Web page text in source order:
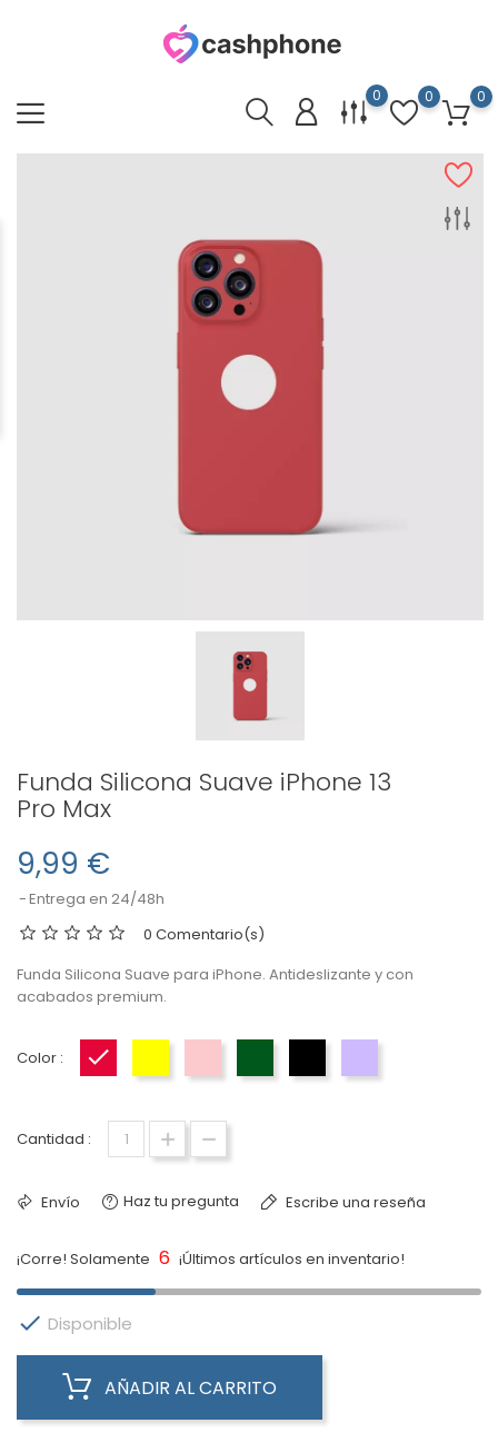
0
0
0
Funda Silicona Suave iPhone 13
Pro Max
9,99 €
Entrega en 24/48h
0 Comentario(s)
Funda Silicona Suave para iPhone. Antideslizante y con
acabados premium.
Color :
Cantidad :
Envío Haz tu pregunta Escribe una reseña
¡Corre! Solamente 6 ¡Últimos artículos en inventario!
 Disponible
AÑADIR AL CARRITO